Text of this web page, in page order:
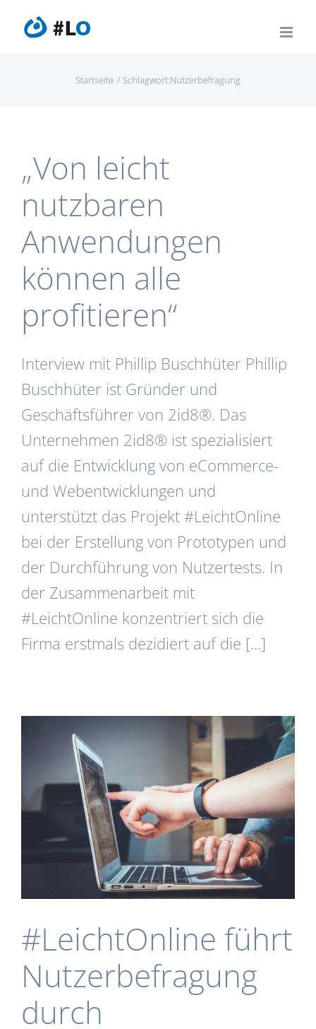
Inhalt
Startseite Schlagwort:Nutzerbefragung
„Von leicht
nutzbaren
Anwendungen
können alle
profitieren“
Interview mit Phillip Buschhüter Phillip
Buschhüter ist Gründer und
Geschäftsführer von 2id8®. Das
Unternehmen 2id8® ist spezialisiert
auf die Entwicklung von eCommerce-
und Webentwicklungen und
unterstützt das Projekt #LeichtOnline
bei der Erstellung von Prototypen und
der Durchführung von Nutzertests. In
der Zusammenarbeit mit
#LeichtOnline konzentriert sich die
Firma erstmals dezidiert auf die [...]
#LeichtOnline führt
Nutzerbefragung
durch